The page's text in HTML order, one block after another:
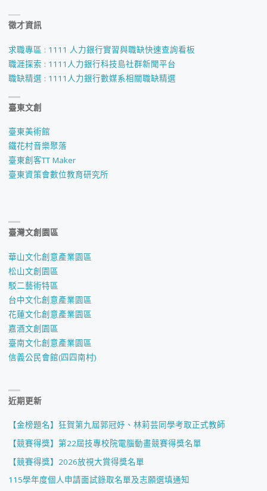
徵才資訊
求職專區 : 1111 人力銀行實習與職缺快速查詢看板
職涯探索 : 1111人力銀行科技島社群新聞平台
職缺精選 : 1111人力銀行數媒系相關職缺精選
臺東文創
臺東美術館
鐵花村音樂聚落
臺東創客TT Maker
臺東資策會數位教育研究所
臺灣文創園區
華山文化創意產業園區
松山文創園區
駁二藝術特區
台中文化創意產業園區
花蓮文化創意產業園區
嘉酒文創園區
臺南文化創意產業園區
信義公民會館(四四南村)
近期更新
【金榜題名】狂賀第九屆郭冠妤、林莉芸同學考取正式教師
【競賽得獎】第22屆技專校院電腦動畫競賽得獎名單
【競賽得獎】2026放視大賞得獎名單
115學年度個人申請面試錄取名單及志願選填通知